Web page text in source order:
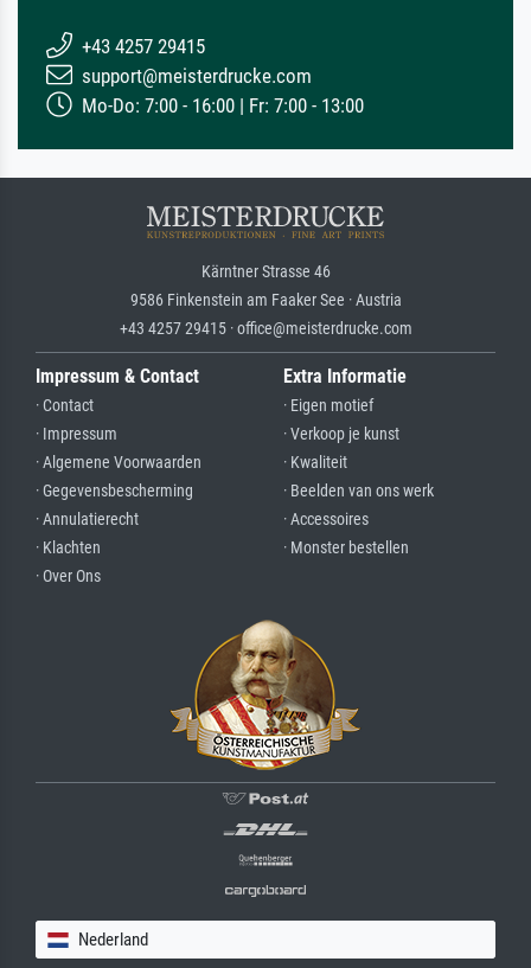
+43 4257 29415
support@meisterdrucke.com
Mo-Do: 7:00 - 16:00 | Fr: 7:00 - 13:00
Kärntner Strasse 46
9586 Finkenstein am Faaker See · Austria
+43 4257 29415 · office@meisterdrucke.com
Impressum & Contact
· Contact
· Impressum
· Algemene Voorwaarden
· Gegevensbescherming
· Annulatierecht
· Klachten
· Over Ons
Extra Informatie
· Eigen motief
· Verkoop je kunst
· Kwaliteit
· Beelden van ons werk
· Accessoires
· Monster bestellen
Nederland